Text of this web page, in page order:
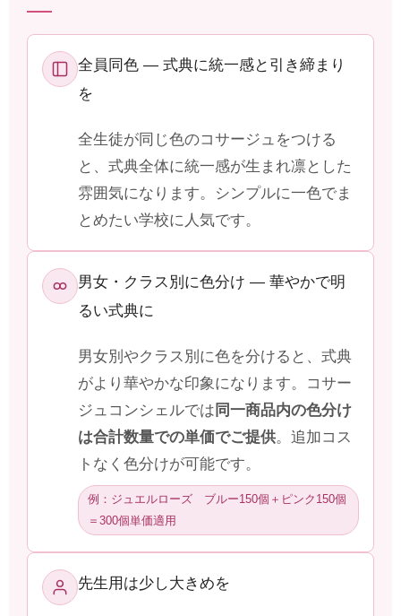
全員同色 ― 式典に統一感と引き締まり
を
全生徒が同じ色のコサージュをつける
と、式典全体に統一感が生まれ凛とした
雰囲気になります。シンプルに一色でま
とめたい学校に人気です。
男女・クラス別に色分け ― 華やかで明
るい式典に
男女別やクラス別に色を分けると、式典
がより華やかな印象になります。コサー
ジュコンシェルでは 同一商品内の色分け
は合計数量での単価でご提供。追加コス
トなく色分けが可能です。
例：ジュエルローズ ブルー150個＋ピンク150個
＝300個単価適用
先生用は少し大きめを